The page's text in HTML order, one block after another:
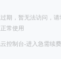
期，暂无法访问，
常使用
控制台-进入急需续